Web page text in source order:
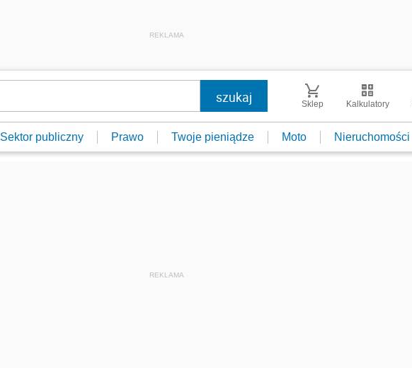
REKLAMA
Sklep Kalkulatory
Sektor publiczny Prawo Twoje pieniądze Moto Nieruchomości